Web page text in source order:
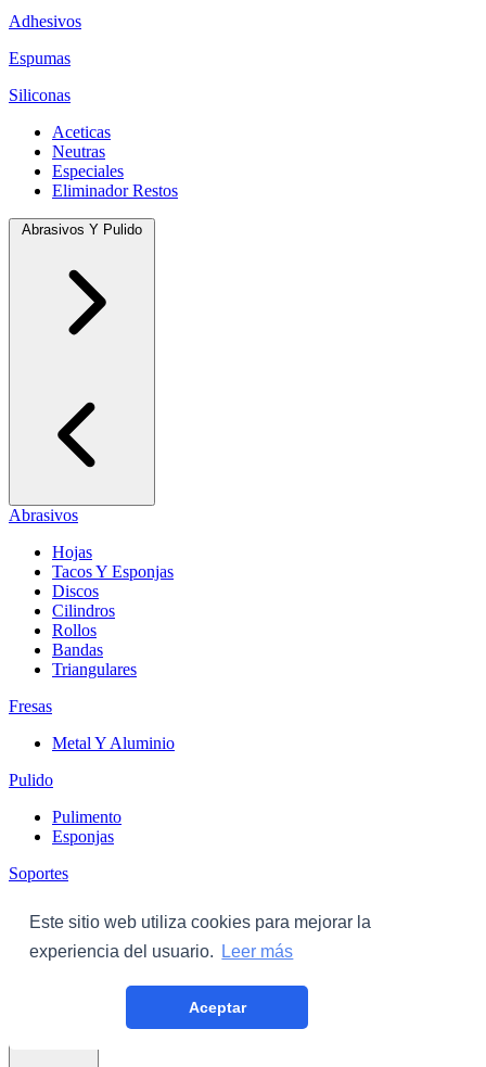
Este sitio web utiliza cookies para mejorar la
experiencia del usuario.
Leer más
Aceptar
Adhesivos
Espumas
Siliconas
Aceticas
Neutras
Especiales
Eliminador Restos
Abrasivos Y Pulido
Abrasivos
Hojas
Tacos Y Esponjas
Discos
Cilindros
Rollos
Bandas
Triangulares
Fresas
Metal Y Aluminio
Pulido
Pulimento
Esponjas
Soportes
Triangulares